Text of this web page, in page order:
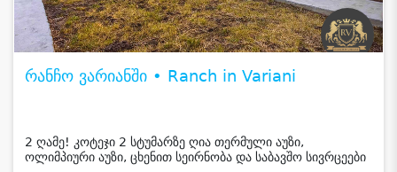
რანჩო ვარიანში • Ranch in Variani
2 ღამე! კოტეჯი 2 სტუმარზე ღია თერმული აუზი,
ოლიმპიური აუზი, ცხენით სეირნობა და საბავშო სივრცეები